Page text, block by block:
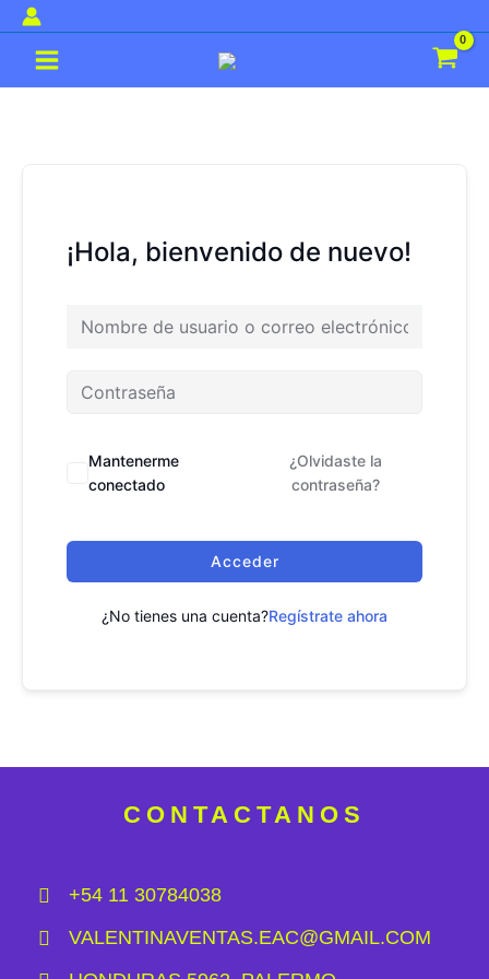
al
contenido
Main
¡Hola, bienvenido de nuevo!
Mantenerme
conectado
¿Olvidaste la
contraseña?
Acceder
¿No tienes una cuenta?Regístrate ahora
CONTACTANOS
+54 11 30784038
VALENTINAVENTAS.EAC@GMAIL.COM